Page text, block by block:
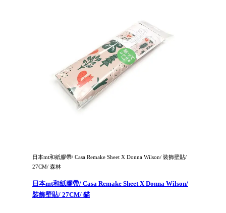
日本mt和紙膠帶/ Casa Remake Sheet X Donna Wilson/ 裝飾壁貼/
27CM/ 森林
日本mt和紙膠帶/ Casa Remake Sheet X Donna Wilson/
裝飾壁貼/ 27CM/ 貓